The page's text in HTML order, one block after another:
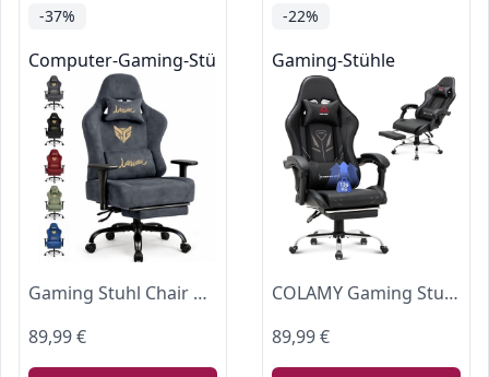
-37%
Computer-Gaming-Stühle
Gaming Stuhl Chair Gamer Sessel - wildlederartiger Stoff, 3D-Armlehnen, neigbare Rückenlehne, höhenverstellbarer Sitz, ausziehbare Fußstütze, Lenden- & Kopfstütze, 220 kg Belastbarkeit, Grau
89,99 €
-22%
Gaming-Stühle
COLAMY Gaming Stuhl, Computer Stuhl mit Fußstütze und Lendenwirbelstütze, höhenverstellbarer Gaming Chair mit 360°-Drehsitz und Kopfstütze, Video Gamer PC Stuhl, Ergonomische hohe Rückenlehne, Schwarz
89,99 €